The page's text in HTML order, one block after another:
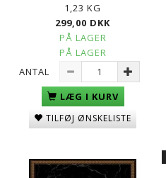
1,23 KG
299,00 DKK
PÅ LAGER
PÅ LAGER
ANTAL
LÆG I KURV
TILFØJ ØNSKELISTE